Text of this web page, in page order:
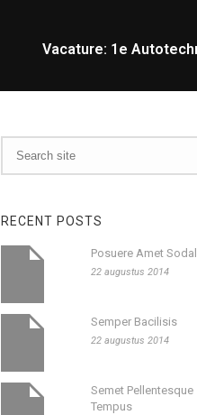
Vacature: 1e
RECENT POSTS
Posuere Amet
22 augustus 2014
Semper Bacilisis
22 augustus 2014
Semet Pellentesque
Tempus